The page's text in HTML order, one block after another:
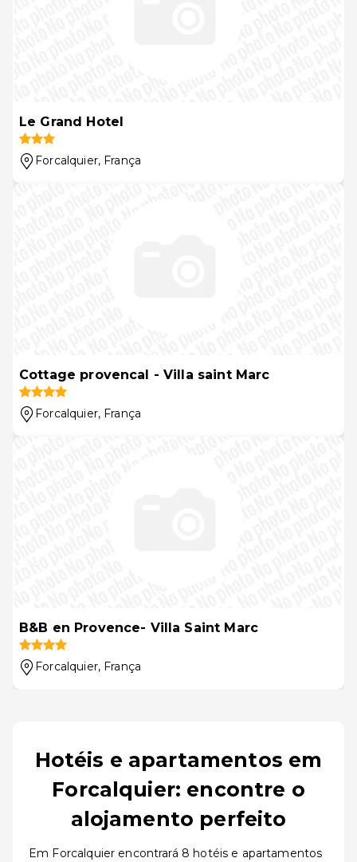
Le Grand Hotel
Forcalquier, França
Cottage provencal - Villa saint Marc
Forcalquier, França
B&B en Provence- Villa Saint Marc
Forcalquier, França
Hotéis e apartamentos em
Forcalquier: encontre o
alojamento perfeito
Em Forcalquier encontrará 8 hotéis e apartamentos